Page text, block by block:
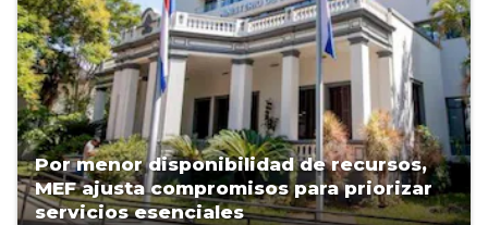
Por menor disponibilidad de recursos,
MEF ajusta compromisos para priorizar
servicios esenciales